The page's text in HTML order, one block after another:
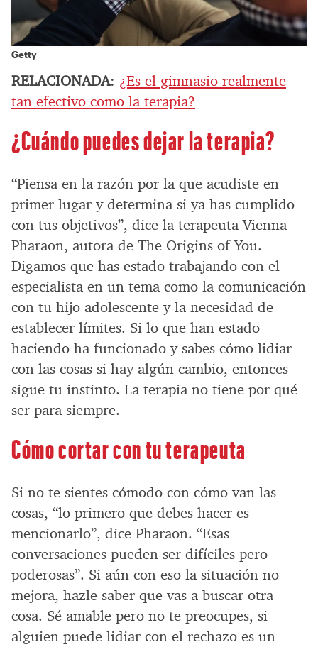
Getty
RELACIONADA: ¿Es el gimnasio realmente
tan efectivo como la terapia?
¿Cuándo puedes dejar la terapia?
“Piensa en la razón por la que acudiste en
primer lugar y determina si ya has cumplido
con tus objetivos”, dice la terapeuta Vienna
Pharaon, autora de The Origins of You.
Digamos que has estado trabajando con el
especialista en un tema como la comunicación
con tu hijo adolescente y la necesidad de
establecer límites. Si lo que han estado
haciendo ha funcionado y sabes cómo lidiar
con las cosas si hay algún cambio, entonces
sigue tu instinto. La terapia no tiene por qué
ser para siempre.
Cómo cortar con tu terapeuta
Si no te sientes cómodo con cómo van las
cosas, “lo primero que debes hacer es
mencionarlo”, dice Pharaon. “Esas
conversaciones pueden ser difíciles pero
poderosas”. Si aún con eso la situación no
mejora, hazle saber que vas a buscar otra
cosa. Sé amable pero no te preocupes, si
alguien puede lidiar con el rechazo es un